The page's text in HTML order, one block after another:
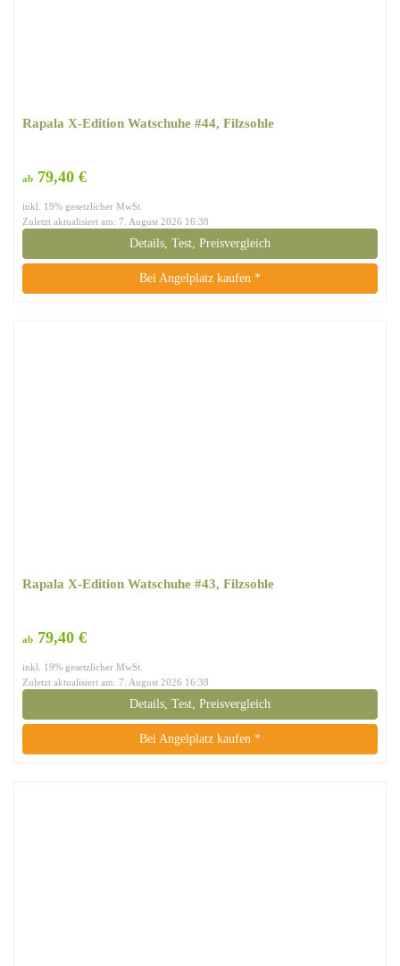
Rapala X-Edition Watschuhe #44, Filzsohle
ab 79,40 €
inkl. 19% gesetzlicher MwSt.
Zuletzt aktualisiert am: 7. August 2026 16:38
Details, Test, Preisvergleich
Bei Angelplatz kaufen *
Rapala X-Edition Watschuhe #43, Filzsohle
ab 79,40 €
inkl. 19% gesetzlicher MwSt.
Zuletzt aktualisiert am: 7. August 2026 16:38
Details, Test, Preisvergleich
Bei Angelplatz kaufen *